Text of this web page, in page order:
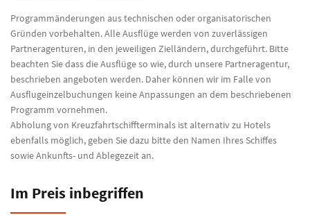
Programmänderungen aus technischen oder organisatorischen
Gründen vorbehalten. Alle Ausflüge werden von zuverlässigen
Partneragenturen, in den jeweiligen Zielländern, durchgeführt. Bitte
beachten Sie dass die Ausflüge so wie, durch unsere Partneragentur,
beschrieben angeboten werden. Daher können wir im Falle von
Ausflugeinzelbuchungen keine Anpassungen an dem beschriebenen
Programm vornehmen.
Abholung von Kreuzfahrtschiffterminals ist alternativ zu Hotels
ebenfalls möglich, geben Sie dazu bitte den Namen Ihres Schiffes
sowie Ankunfts- und Ablegezeit an.
Im Preis inbegriffen